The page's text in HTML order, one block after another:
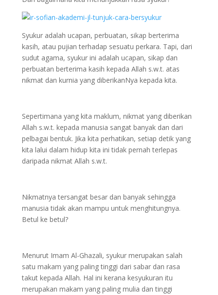
Syukur adalah ucapan, perbuatan, sikap berterima
kasih, atau pujian terhadap sesuatu perkara. Tapi, dari
sudut agama, syukur ini adalah ucapan, sikap dan
perbuatan berterima kasih kepada Allah s.w.t. atas
nikmat dan kurnia yang diberikanNya kepada kita.
Sepertimana yang kita maklum, nikmat yang diberikan
Allah s.w.t. kepada manusia sangat banyak dan dari
pelbagai bentuk. Jika kita perhatikan, setiap detik yang
kita lalui dalam hidup kita ini tidak pernah terlepas
daripada nikmat Allah s.w.t.
Nikmatnya tersangat besar dan banyak sehingga
manusia tidak akan mampu untuk menghitungnya.
Betul ke betul?
Menurut Imam Al-Ghazali, syukur merupakan salah
satu makam yang paling tinggi dari sabar dan rasa
takut kepada Allah. Hal ini kerana kesyukuran itu
merupakan makam yang paling mulia dan tinggi